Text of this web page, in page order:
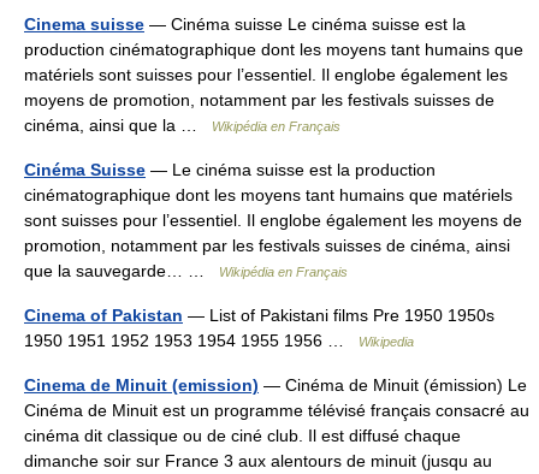
Cinema suisse — Cinéma suisse Le cinéma suisse est la
production cinématographique dont les moyens tant humains que
matériels sont suisses pour l’essentiel. Il englobe également les
moyens de promotion, notamment par les festivals suisses de
cinéma, ainsi que la …
Wikipédia en Français
Cinéma Suisse — Le cinéma suisse est la production
cinématographique dont les moyens tant humains que matériels
sont suisses pour l’essentiel. Il englobe également les moyens de
promotion, notamment par les festivals suisses de cinéma, ainsi
que la sauvegarde… …
Wikipédia en Français
Cinema of Pakistan — List of Pakistani films Pre 1950 1950s
1950 1951 1952 1953 1954 1955 1956 …
Wikipedia
Cinema de Minuit (emission) — Cinéma de Minuit (émission) Le
Cinéma de Minuit est un programme télévisé français consacré au
cinéma dit classique ou de ciné club. Il est diffusé chaque
dimanche soir sur France 3 aux alentours de minuit (jusqu au